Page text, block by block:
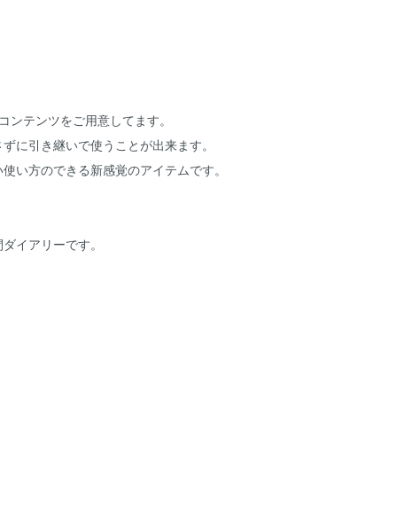
テンツをご用意してます。
に引き継いで使うことが出来ます。
い方のできる新感覚のアイテムです。
イアリーです。